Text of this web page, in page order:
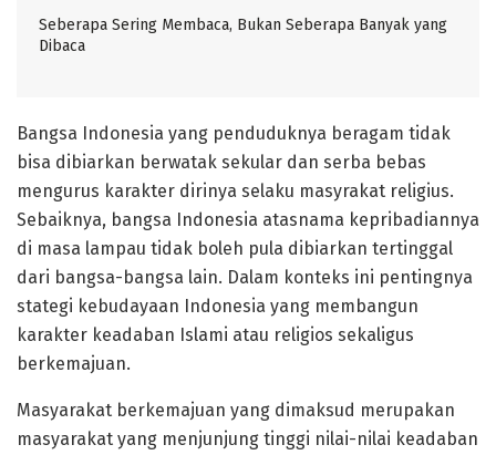
Seberapa Sering Membaca, Bukan Seberapa Banyak yang
Dibaca
Bangsa Indonesia yang penduduknya beragam tidak
bisa dibiarkan berwatak sekular dan serba bebas
mengurus karakter dirinya selaku masyrakat religius.
Sebaiknya, bangsa Indonesia atasnama kepribadiannya
di masa lampau tidak boleh pula dibiarkan tertinggal
dari bangsa-bangsa lain. Dalam konteks ini pentingnya
stategi kebudayaan Indonesia yang membangun
karakter keadaban Islami atau religios sekaligus
berkemajuan.
Masyarakat berkemajuan yang dimaksud merupakan
masyarakat yang menjunjung tinggi nilai-nilai keadaban